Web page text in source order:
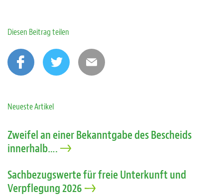
Diesen Beitrag teilen
Neueste Artikel
Zweifel an einer Bekanntgabe des Bescheids
innerhalb….
Sachbezugswerte für freie Unterkunft und
Verpflegung 2026